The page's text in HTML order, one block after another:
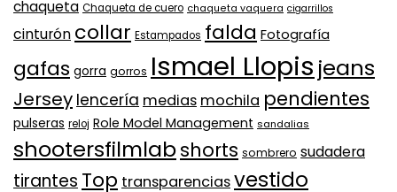
chaqueta Chaqueta de cuero chaqueta vaquera cigarrillos
cinturón collar Estampados falda Fotografía
gafas gorra gorros Ismael Llopis jeans
Jersey lencería medias mochila pendientes
pulseras reloj Role Model Management sandalias
shootersfilmlabshorts sombrero sudadera
tirantes Top transparenciasvestido